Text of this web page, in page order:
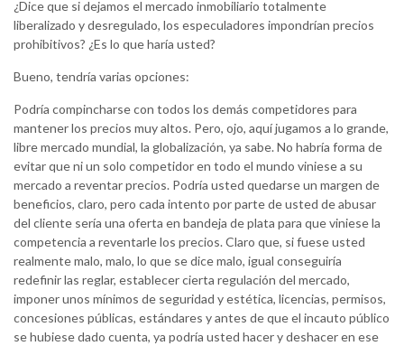
¿Dice que si dejamos el mercado inmobiliario totalmente
liberalizado y desregulado, los especuladores impondrían precios
prohibitivos? ¿Es lo que haría usted?
Bueno, tendría varias opciones:
Podría compincharse con todos los demás competidores para
mantener los precios muy altos. Pero, ojo, aquí jugamos a lo grande,
libre mercado mundial, la globalización, ya sabe. No habría forma de
evitar que ni un solo competidor en todo el mundo viniese a su
mercado a reventar precios. Podría usted quedarse un margen de
beneficios, claro, pero cada intento por parte de usted de abusar
del cliente sería una oferta en bandeja de plata para que viniese la
competencia a reventarle los precios. Claro que, si fuese usted
realmente malo, malo, lo que se dice malo, igual conseguiría
redefinir las reglar, establecer cierta regulación del mercado,
imponer unos mínimos de seguridad y estética, licencias, permisos,
concesiones públicas, estándares y antes de que el incauto público
se hubiese dado cuenta, ya podría usted hacer y deshacer en ese